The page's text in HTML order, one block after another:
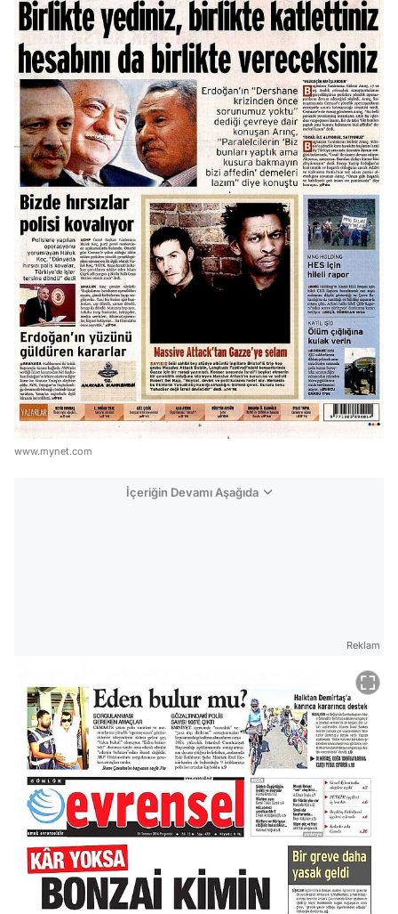
www.mynet.com
İçeriğin Devamı Aşağıda
Reklam